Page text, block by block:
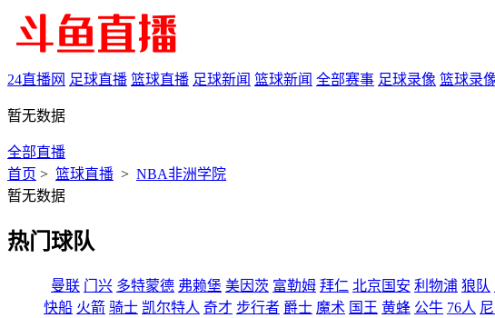
24直播网 足球直播 篮球直播 足球新闻 篮球新闻 全部赛事 足球录像 篮球录
暂无数据
全部直播
首页 > 篮球直播 > NBA非洲学院
暂无数据
热门球队
曼联 门兴 多特蒙德 弗赖堡 美因茨 富勒姆 拜仁 北京国安 利物浦 狼队
快船 火箭 骑士 凯尔特人 奇才 步行者 爵士 魔术 国王 黄蜂 公牛 76人